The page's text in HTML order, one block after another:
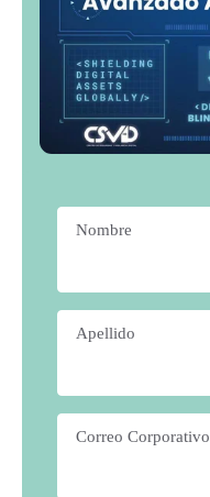
Nombre
Apellido
Correo Corporativo